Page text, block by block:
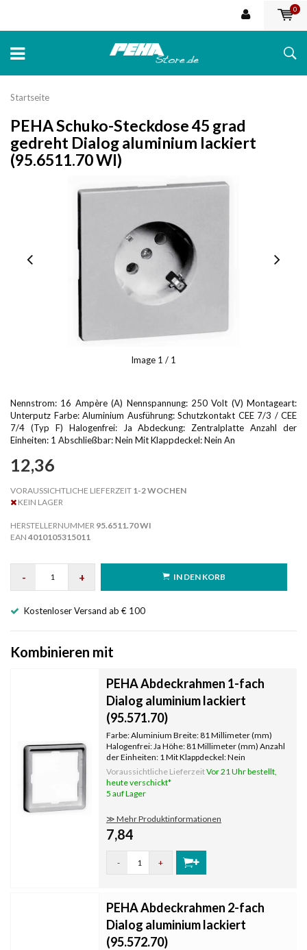
0
Startseite
PEHA Schuko-Steckdose 45 grad
gedreht Dialog aluminium lackiert
(95.6511.70 WI)
Image 1 / 1
Nennstrom: 16 Ampère (A) Nennspannung: 250 Volt (V) Montageart:
Unterputz Farbe: Aluminium Ausführung: Schutzkontakt CEE 7/3 / CEE
7/4 (Typ F) Halogenfrei: Ja Abdeckung: Zentralplatte Anzahl der
Einheiten: 1 Abschließbar: Nein Mit Klappdeckel: Nein An
12,36
VORAUSSICHTLICHE LIEFERZEIT 1-2 WOCHEN
KEIN LAGER
HERSTELLERNUMMER 95.6511.70 WI
EAN 4010105315011
- + IN DEN KORB
Kostenloser Versand ab € 100
Kombinieren mit
PEHA Abdeckrahmen 1-fach
Dialog aluminium lackiert
(95.571.70)
Farbe: Aluminium Breite: 81 Millimeter (mm)
Halogenfrei: Ja Höhe: 81 Millimeter (mm) Anzahl
der Einheiten: 1 Mit Klappdeckel: Nein
Oberflächenschutz: lackiert
Textfeld/Beschriftungsfläche: Nein
Werkstoffgüte: Thermoplast Werkstoff:
Kunststoff Befesti
Voraussichtliche LieferzeitVor 21 Uhr bestellt,
heute verschickt*
5 auf Lager
≫ Mehr Produktinformationen
7,84
- +
PEHA Abdeckrahmen 2-fach
Dialog aluminium lackiert
(95.572.70)